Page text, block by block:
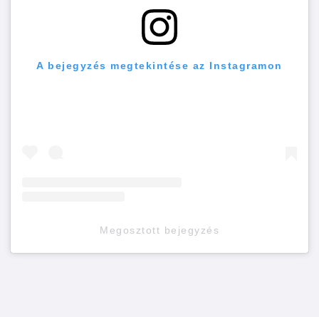
A bejegyzés megtekintése az Instagramon
Megosztott bejegyzés